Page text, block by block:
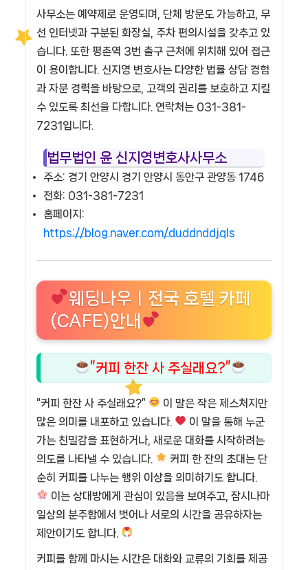
사무소는 예약제로 운영되며, 단체 방문도 가능하고, 무
선 인터넷과 구분된 화장실, 주차 편의시설을 갖추고 있
습니다. 또한 평촌역 3번 출구 근처에 위치해 있어 접근
이 용이합니다. 신지영 변호사는 다양한 법률 상담 경험
과 자문 경력을 바탕으로, 고객의 권리를 보호하고 지킬
수 있도록 최선을 다합니다. 연락처는 031-381-
7231입니다.
법무법인 윤 신지영변호사사무소
주소: 경기 안양시 경기 안양시 동안구 관양동 1746
전화: 031-381-7231
홈페이지:
https://blog.naver.com/duddnddjqls
웨딩나우ㅣ전국 호텔 카페
(CAFE)안내
”커피 한잔 사 주실래요?”
“커피 한잔 사 주실래요?”
이 말은 작은 제스처지만
많은 의미를 내포하고 있습니다.
이 말을 통해 누군
가는 친밀감을 표현하거나, 새로운 대화를 시작하려는
의도를 나타낼 수 있습니다.
커피 한 잔의 초대는 단
순히 커피를 나누는 행위 이상을 의미하기도 합니다.
이는 상대방에게 관심이 있음을 보여주고, 잠시나마
일상의 분주함에서 벗어나 서로의 시간을 공유하자는
제안이기도 합니다.
커피를 함께 마시는 시간은 대화와 교류의 기회를 제공